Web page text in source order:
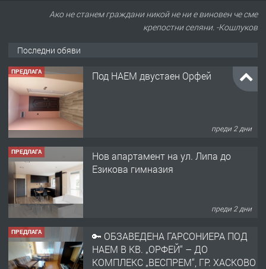
Ако не станем граждани никой не ни е виновен че сме
крепостни селяни. -Кошлуков
Последни обяви
ПРЕДЛАГА Под НАЕМ двустаен Орфей
преди 2 дни
ПРЕДЛАГА
Нов апартамент на ул. Липа до
Езикова гимназия
преди 2 дни
ПРЕДЛАГА
🔑 ОБЗАВЕДЕНА ГАРСОНИЕРА ПОД
НАЕМ В КВ. „ОРФЕЙ“ – ДО
КОМПЛЕКС „ВЕСПРЕМ“, ГР. ХАСКОВО